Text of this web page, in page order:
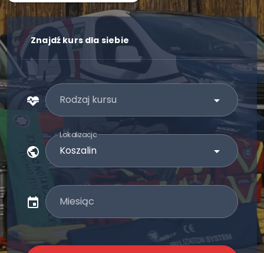
Znajdź kurs dla siebie
Rodzaj kursu
Lokalizacja
Miesiąc